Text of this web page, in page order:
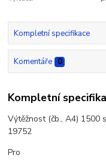
Kompletní specifikace
Komentáře 0
Kompletní
Výtěžnost (čb., A4) 1500
19752
Pro